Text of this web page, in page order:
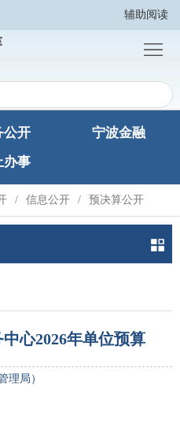
辅助阅读
公开
宁波金融
办事
信息公开 预决算公开
心2026年单位预算
理局）